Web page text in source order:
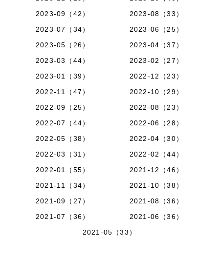
2023-09（42）
2023-08（33）
2023-07（34）
2023-06（25）
2023-05（26）
2023-04（37）
2023-03（44）
2023-02（27）
2023-01（39）
2022-12（23）
2022-11（47）
2022-10（29）
2022-09（25）
2022-08（23）
2022-07（44）
2022-06（28）
2022-05（38）
2022-04（30）
2022-03（31）
2022-02（44）
2022-01（55）
2021-12（46）
2021-11（34）
2021-10（38）
2021-09（27）
2021-08（36）
2021-07（36）
2021-06（36）
2021-05（33）